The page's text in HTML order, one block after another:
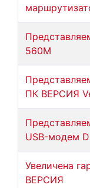
560M
ПК ВЕРСИЯ
USB-модем
Увеличена
ВЕРСИЯ